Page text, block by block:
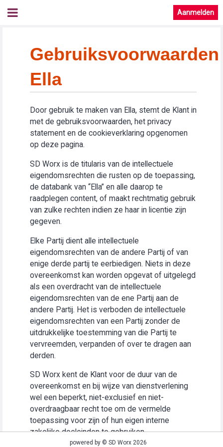
Aanmelden
Gebruiksvoorwaarden
Ella
Door gebruik te maken van Ella, stemt de Klant in
met de gebruiksvoorwaarden, het privacy
statement en de cookieverklaring opgenomen
op deze pagina.
SD Worx is de titularis van de intellectuele
eigendomsrechten die rusten op de toepassing,
de databank van “Ella” en alle daarop te
raadplegen content, of maakt rechtmatig gebruik
van zulke rechten indien ze haar in licentie zijn
gegeven.
Elke Partij dient alle intellectuele
eigendomsrechten van de andere Partij of van
enige derde partij te eerbiedigen. Niets in deze
overeenkomst kan worden opgevat of uitgelegd
als een overdracht van de intellectuele
eigendomsrechten van de ene Partij aan de
andere Partij. Het is verboden de intellectuele
eigendomsrechten van een Partij zonder de
uitdrukkelijke toestemming van die Partij te
vervreemden, verpanden of over te dragen aan
derden.
SD Worx kent de Klant voor de duur van de
overeenkomst en bij wijze van dienstverlening
wel een beperkt, niet-exclusief en niet-
overdraagbaar recht toe om de vermelde
toepassing voor zijn of hun eigen interne
zakelijke doeleinden te gebruiken
(“Gebruiksrecht”).powered by © SD Worx 2026